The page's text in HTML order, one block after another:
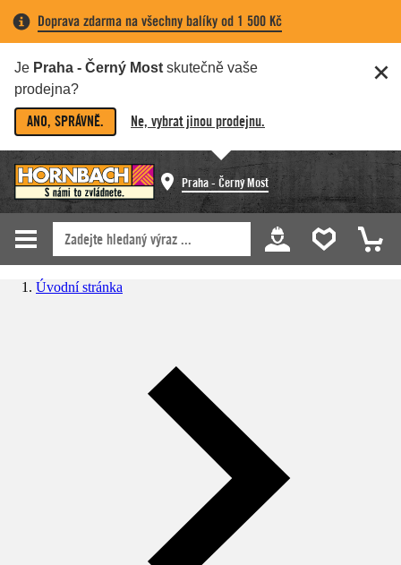
Doprava zdarma na všechny balíky od 1 500 Kč
Je Praha - Černý Most skutečně vaše
prodejna?
ANO, SPRÁVNĚ. Ne, vybrat jinou prodejnu.
Praha - Černý Most
Úvodní stránka